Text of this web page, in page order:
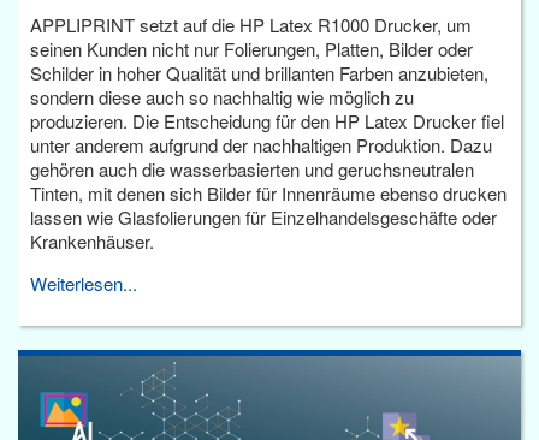
APPLIPRINT setzt auf die HP Latex R1000 Drucker, um
seinen Kunden nicht nur Folierungen, Platten, Bilder oder
Schilder in hoher Qualität und brillanten Farben anzubieten,
sondern diese auch so nachhaltig wie möglich zu
produzieren. Die Entscheidung für den HP Latex Drucker fiel
unter anderem aufgrund der nachhaltigen Produktion. Dazu
gehören auch die wasserbasierten und geruchsneutralen
Tinten, mit denen sich Bilder für Innenräume ebenso drucken
lassen wie Glasfolierungen für Einzelhandelsgeschäfte oder
Krankenhäuser.
Weiterlesen...